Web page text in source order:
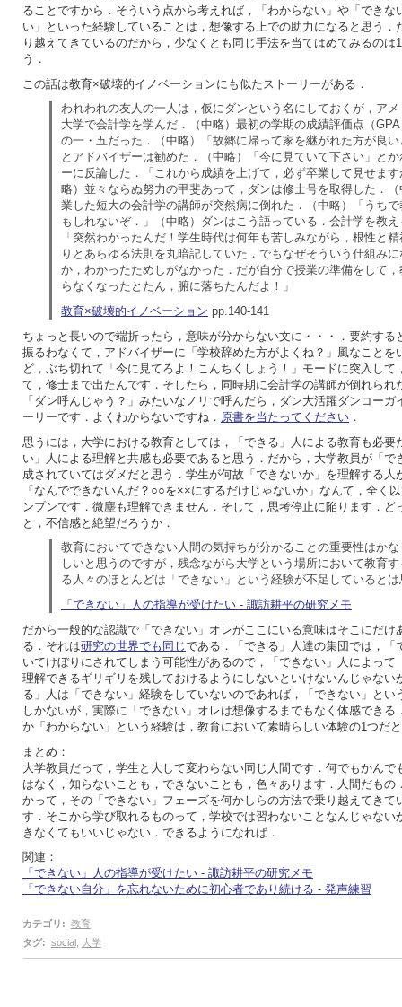
ることですから．そういう点から考えれば，「わからない」や「できな
い」といった経験していることは，想像する上での助力になると思う．
り越えてきているのだから，少なくとも同じ手法を当てはめてみるのは
う．
この話は教育×破壊的イノベーションにも似たストーリーがある．
われわれの友人の一人は，仮にダンという名にしておくが，ア
大学で会計学を学んだ．（中略）最初の学期の成績評価点（
の一・五だった．（中略）「故郷に帰って家を継がれた方が良
とアドバイザーは勧めた．（中略）「今に見ていて下さい」と
ーに反論した．「これから成績を上げて，必ず卒業して見せま
略）並々ならぬ努力の甲斐あって，ダンは修士号を取得した．
業した短大の会計学の講師が突然病に倒れた．（中略）「うち
もしれないぞ．」（中略）ダンはこう語っている．会計学を教
「突然わかったんだ！学生時代は何年も苦しみながら，根性と
りとあらゆる法則を丸暗記していた．でもなぜそういう仕組み
か，わかったためしがなかった．だが自分で授業の準備をして
らなくなったとたん，腑に落ちたんだよ！」
教育×破壊的イノベーション pp.140-141
ちょっと長いので端折ったら，意味が分からない文に・・・．要約する
振るわなくて，アドバイザーに「学校辞めた方がよくね？」風なことを
ど，ぶち切れて「今に見てろよ！こんちくしょう！」モードに突入して
て，修士まで出たんです．そしたら，同時期に会計学の講師が倒れられ
「ダン呼んじゃう？」みたいなノリで呼んだら，ダン大活躍ダンコーガ
ーリーです．よくわからないですね． 原書を当たってください ．
思うには，大学における教育としては，「できる」人による教育も必要
い」人による理解と共感も必要であると思う．だから，大学教員が「で
成されていてはダメだと思う．学生が何故「できないか」を理解する人
「なんでできないんだ？○○を××にするだけじゃないか」なんて，全く
ンプンです．微塵も理解できません．そして，思考停止に陥ります．ど
と，不信感と絶望だろうか．
教育においてできない人間の気持ちが分かることの重要性はか
しいと思うのですが，残念ながら大学という場所において教育
る人々のほとんどは「できない」という経験が不足していると
「できない」人の指導が受けたい - 諏訪耕平の研究メモ
だから一般的な認識で「できない」オレがここにいる意味はそこにだけ
る．それは研究の世界でも同じである．「できる」人達の集団では，「
いてけぼりにされてしまう可能性があるので，「できない」人によって
理解できるギリギリを残しておけるようにしないといけないんじゃない
る」人は「できない」経験をしていないのであれば，「できない」とい
しかないが，実際に「できない」オレは想像するまでもなく体感できる
か「わからない」という経験は，教育において素晴らしい体験の1つだ
まとめ：
大学教員だって，学生と大して変わらない同じ人間です．何でもかんで
はなく，知らないことも，できないことも，色々あります．人間だもの
かって，その「できない」フェーズを何かしらの方法で乗り越えてきて
す．そこから学び取れるものって，学校では習わないことなんじゃない
きなくてもいいじゃない．できるようになれば．
関連：
「できない」人の指導が受けたい - 諏訪耕平の研究メモ
「できない自分」を忘れないために初心者であり続ける - 発声練習
カテゴリ : 教育
タグ: social, 大学